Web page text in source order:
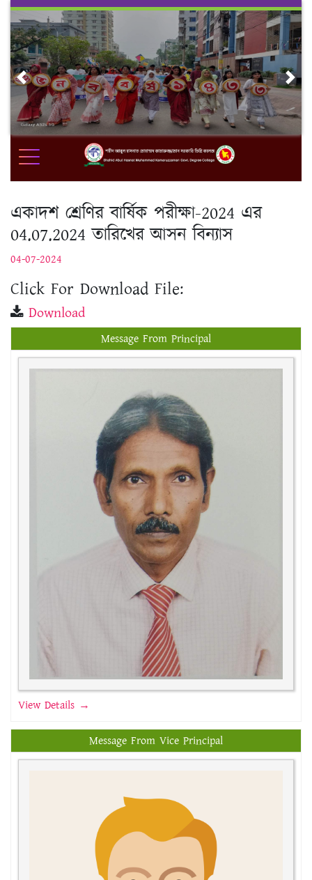
Skip
content
Previous
একাদশ শ্রেণির বার্ষিক পরীক্ষা-2024 এর
04.07.2024 তারিখের আসন বিন্যাস
04-07-2024
Click For Download File:
Download
Message From Principal
View Details →
Message From Vice Principal